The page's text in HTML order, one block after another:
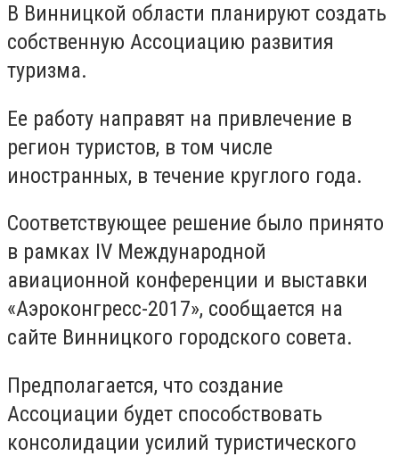
В Винницкой области планируют создать
собственную Ассоциацию развития
туризма.
Ее работу направят на привлечение в
регион туристов, в том числе
иностранных, в течение круглого года.
Соответствующее решение было принято
в рамках IV Международной
авиационной конференции и выставки
«Аэроконгресс-2017», сообщается на
сайте Винницкого городского совета.
Предполагается, что создание
Ассоциации будет способствовать
консолидации усилий туристического